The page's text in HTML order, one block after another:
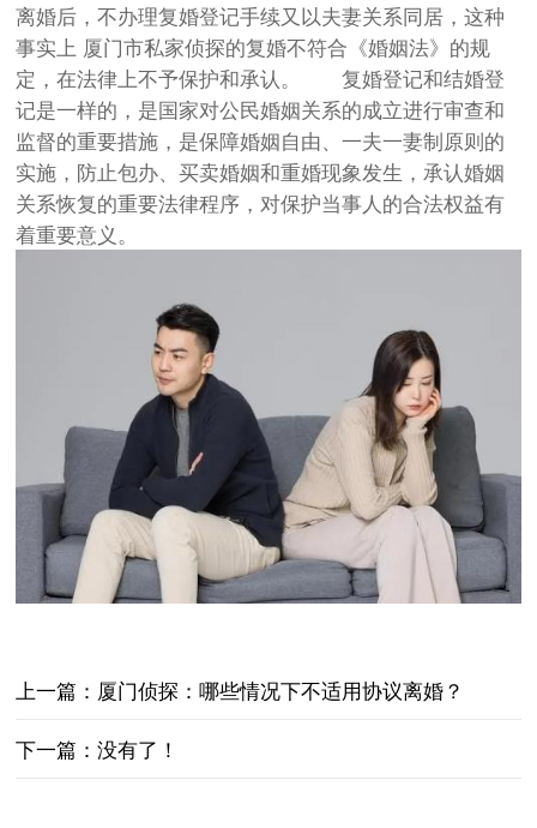
离婚后，不办理复婚登记手续又以夫妻关系同居，这种
事实上 厦门市私家侦探的复婚不符合《婚姻法》的规
定，在法律上不予保护和承认。 复婚登记和结婚登
记是一样的，是国家对公民婚姻关系的成立进行审查和
监督的重要措施，是保障婚姻自由、一夫一妻制原则的
实施，防止包办、买卖婚姻和重婚现象发生，承认婚姻
关系恢复的重要法律程序，对保护当事人的合法权益有
着重要意义。
上一篇： 厦门侦探：哪些情况下不适用协议离婚？
下一篇：没有了！